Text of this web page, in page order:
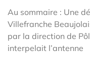
Au sommaire : Une
Villefranche
par la direction de
interpelait l’antenne